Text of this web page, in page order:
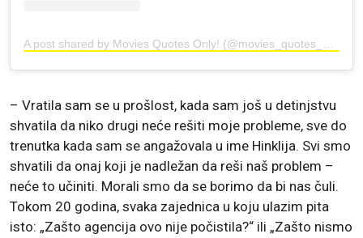
– Vratila sam se u prošlost, kada sam još u detinjstvu
shvatila da niko drugi neće rešiti moje probleme, sve do
trenutka kada sam se angažovala u ime Hinklija. Svi smo
shvatili da onaj koji je nadležan da reši naš problem –
neće to učiniti. Morali smo da se borimo da bi nas čuli.
Tokom 20 godina, svaka zajednica u koju ulazim pita
isto: „Zašto agencija ovo nije počistila?“ ili „Zašto nismo